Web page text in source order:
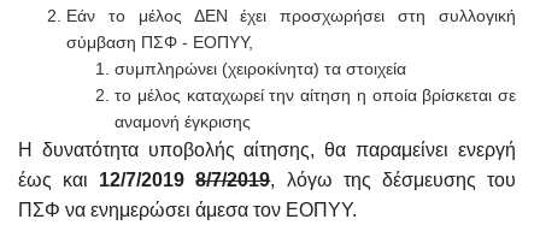
Εάν το μέλος ΔΕΝ έχει προσχωρήσει στη συλλογική
σύμβαση ΠΣΦ - ΕΟΠΥΥ,
συμπληρώνει (χειροκίνητα) τα στοιχεία
το μέλος καταχωρεί την αίτηση η οποία βρίσκεται σε
αναμονή έγκρισης
Η δυνατότητα υποβολής αίτησης, θα παραμείνει ενεργή
έως και 12/7/20198/7/2019, λόγω της δέσμευσης του
ΠΣΦ να ενημερώσει άμεσα τον ΕΟΠΥΥ.